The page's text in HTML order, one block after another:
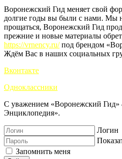
Воронежский Гид меняет свой
долгие годы вы были с нами. Мы
прощаться, Воронежский Гид
прежние и новые материалы
https://vrnency.ru/под брендом
Ждём Вас в наших социальных
Вконтакте
Одноклассники
С уважением «Воронежский Гид»
Энциклопедия».
Логин
Запомнить меня